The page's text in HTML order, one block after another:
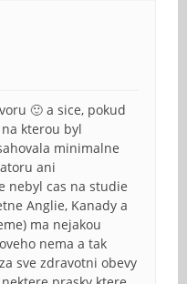
🙂 a sice, pokud
kterou byl
minimalne
ani
nebyl cas na studie
Anglie, Kanady a
ma nejakou
nema a tak
sve zdravotni obevy